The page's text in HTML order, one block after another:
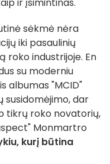
ir įsimintinas.
sėkmė nėra
iki pasaulinių
roko industrijoje. En
su moderniu
albumas "MCID"
susidomėjimo, dar
tikrų roko novatorių,
Monmartro
kurį būtina